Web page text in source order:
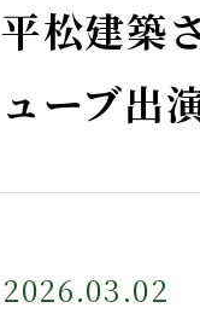
平松建築
ューブ出
2026.03.02